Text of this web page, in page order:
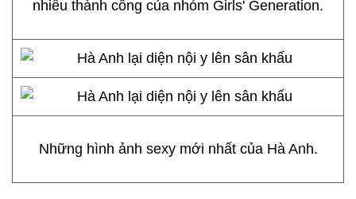
nhiều thành công của nhóm Girls' Generation.
Những hình ảnh sexy mới nhất của Hà Anh.